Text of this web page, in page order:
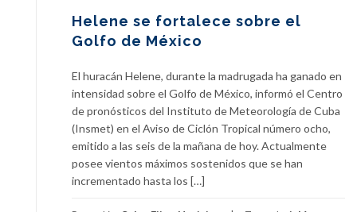
Helene se fortalece sobre el
Golfo de México
El huracán Helene, durante la madrugada ha ganado en
intensidad sobre el Golfo de México, informó el Centro
de pronósticos del Instituto de Meteorología de Cuba
(Insmet) en el Aviso de Ciclón Tropical número ocho,
emitido a las seis de la mañana de hoy. Actualmente
posee vientos máximos sostenidos que se han
incrementado hasta los […]